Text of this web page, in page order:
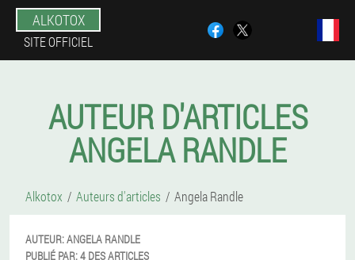
ALKOTOX
SITE OFFICIEL
AUTEUR D'ARTICLES
ANGELA RANDLE
Alkotox Auteurs d'articles Angela Randle
AUTEUR:ANGELA RANDLE
PUBLIÉ PAR:4 DES ARTICLES